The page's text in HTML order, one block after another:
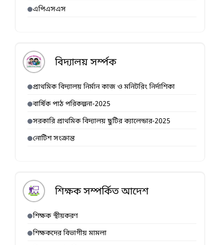
এপিএসএস
বিদ্যালয় সর্ম্পক
প্রাথমিক বিদ্যালয় নির্মান কাজ ও মনিটরিং নির্দাশিকা
বার্ষিক পাঠ পরিকল্পনা-2025
সরকারি প্রাথমিক বিদ্যালয় ছুটির ক্যালেন্ডার-2025
নোটিশ সংক্রান্ত
শিক্ষক সম্পর্কিত আদেশ
শিক্ষক স্থীয়করণ
শিক্ষকদের বিভাগীয় মামলা